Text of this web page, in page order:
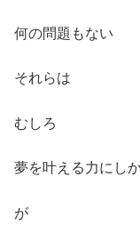
何の問題もない
それらは
むしろ
夢を叶える力にし
が